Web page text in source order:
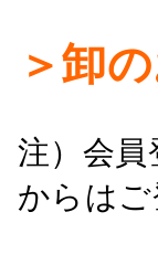
＞卸
注）会
からはご